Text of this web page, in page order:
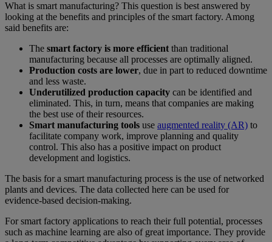
What is smart manufacturing? This question is best answered by
looking at the benefits and principles of the smart factory. Among
said benefits are:
The smart factory is more efficient than traditional
manufacturing because all processes are optimally aligned.
Production costs are lower, due in part to reduced downtime
and less waste.
Underutilized production capacity can be identified and
eliminated. This, in turn, means that companies are making
the best use of their resources.
Smart manufacturing tools use augmented reality (AR) to
facilitate company work, improve planning and quality
control. This also has a positive impact on product
development and logistics.
The basis for a smart manufacturing process is the use of networked
plants and devices. The data collected here can be used for
evidence-based decision-making.
For smart factory applications to reach their full potential, processes
such as machine learning are also of great importance. They provide